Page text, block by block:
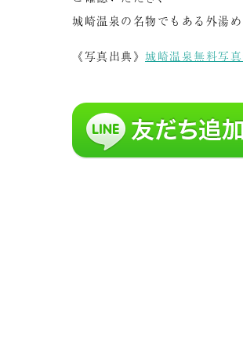
城崎温泉の名物でもある外湯
《写真出典》 城崎温泉無料写